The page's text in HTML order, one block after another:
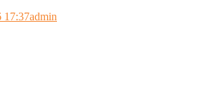
17:37admin